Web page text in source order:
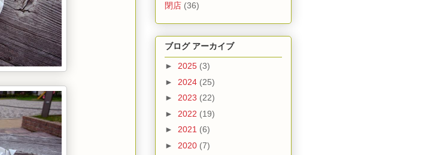
閉店 (36)
ブログ アーカイブ
► 2025 (3)
► 2024 (25)
► 2023 (22)
► 2022 (19)
► 2021 (6)
► 2020 (7)